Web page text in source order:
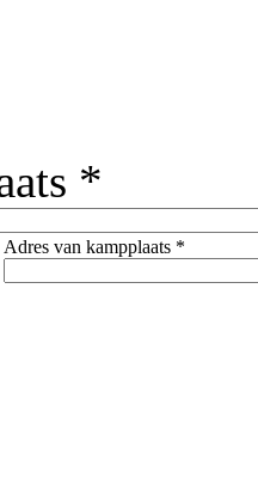
*
Adres van kampplaats *